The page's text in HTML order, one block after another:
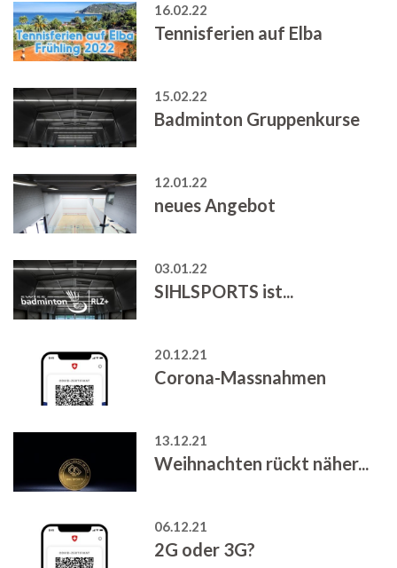
16.02.22
Tennisferien auf Elba
15.02.22
Badminton Gruppenkurse
12.01.22
neues Angebot
03.01.22
SIHLSPORTS ist...
20.12.21
Corona-Massnahmen
13.12.21
Weihnachten rückt näher...
06.12.21
2G oder 3G?